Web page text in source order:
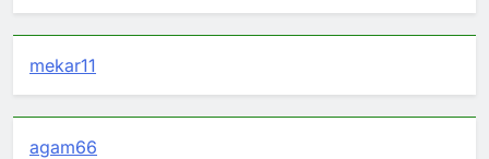
mekar11
agam66